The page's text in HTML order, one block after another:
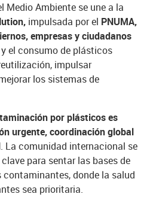
Medio Ambiente se une a la
impulsada por el PNUMA,
empresas y ciudadanos
el consumo de plásticos
impulsar
los sistemas de
por plásticos es
urgente, coordinación global
. La comunidad internacional se
para sentar las bases de
donde la salud
sea prioritaria.